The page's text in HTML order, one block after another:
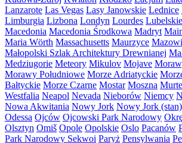
Lanzarote Las Vegas Lasy Janowskie Lednice
Limburgia Lizbona Londyn Lourdes Lubelskie
Macedonia Macedonia Środkowa Madryt
Maria Wörth Massachusetts Maurzyce
Małopolski Szlak Architektury Drewnianej
Medziugorie Meteory Mikulov Mojave
Morawy Południowe Morze Adriatyckie
Bałtyckie Morze Czarne Mostar Moszna
Westfalia Neapol Nevada Nieborów Niemcy
Nowa Akwitania Nowy Jork Nowy Jork (stan)
Odessa Ojców Ojcowski Park Narodowy
Olsztyn Omiš Opole Opolskie Oslo Pacanów
Park Narodowy Sekwoi Paryż Pensylwania